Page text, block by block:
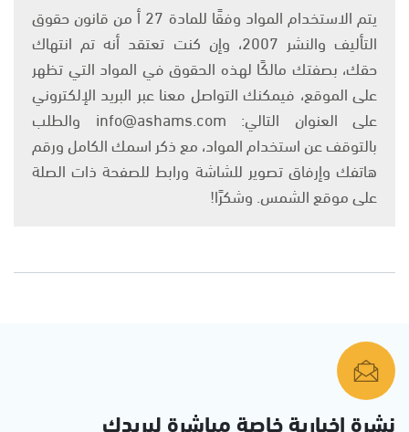
يتم الاستخدام المواد وفقًا للمادة 27 أ من قانون حقوق
التأليف والنشر 2007، وإن كنت تعتقد أنه تم انتهاك
حقك، بصفتك مالكًا لهذه الحقوق في المواد التي تظهر
على الموقع، فيمكنك التواصل معنا عبر البريد الإلكتروني
على العنوان التالي: info@ashams.com والطلب
بالتوقف عن استخدام المواد، مع ذكر اسمك الكامل ورقم
هاتفك وإرفاق تصوير للشاشة ورابط للصفحة ذات الصلة
على موقع الشمس. وشكرًا!
نشرة إخبارية خاصة مباشرة لبريدك